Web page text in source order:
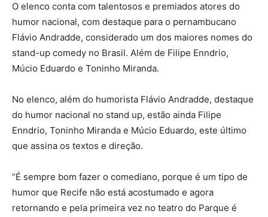
O elenco conta com talentosos e premiados atores do
humor nacional, com destaque para o pernambucano
Flávio Andradde, considerado um dos maiores nomes do
stand-up comedy no Brasil. Além de Filipe Enndrio,
Múcio Eduardo e Toninho Miranda.
No elenco, além do humorista Flávio Andradde, destaque
do humor nacional no stand up, estão ainda Filipe
Enndrio, Toninho Miranda e Múcio Eduardo, este último
que assina os textos e direção.
“É sempre bom fazer o comediano, porque é um tipo de
humor que Recife não está acostumado e agora
retornando e pela primeira vez no teatro do Parque é